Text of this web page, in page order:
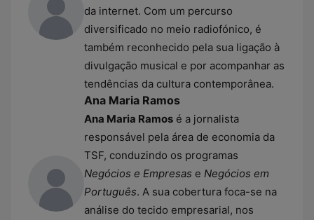
da internet. Com um percurso
diversificado no meio radiofónico, é
também reconhecido pela sua ligação à
divulgação musical e por acompanhar as
tendências da cultura contemporânea.
Ana Maria Ramos
Ana Maria Ramos é a jornalista
responsável pela área de economia da
TSF, conduzindo os programas
Negócios e Empresas e Negócios em
Português. A sua cobertura foca-se na
análise do tecido empresarial, nos